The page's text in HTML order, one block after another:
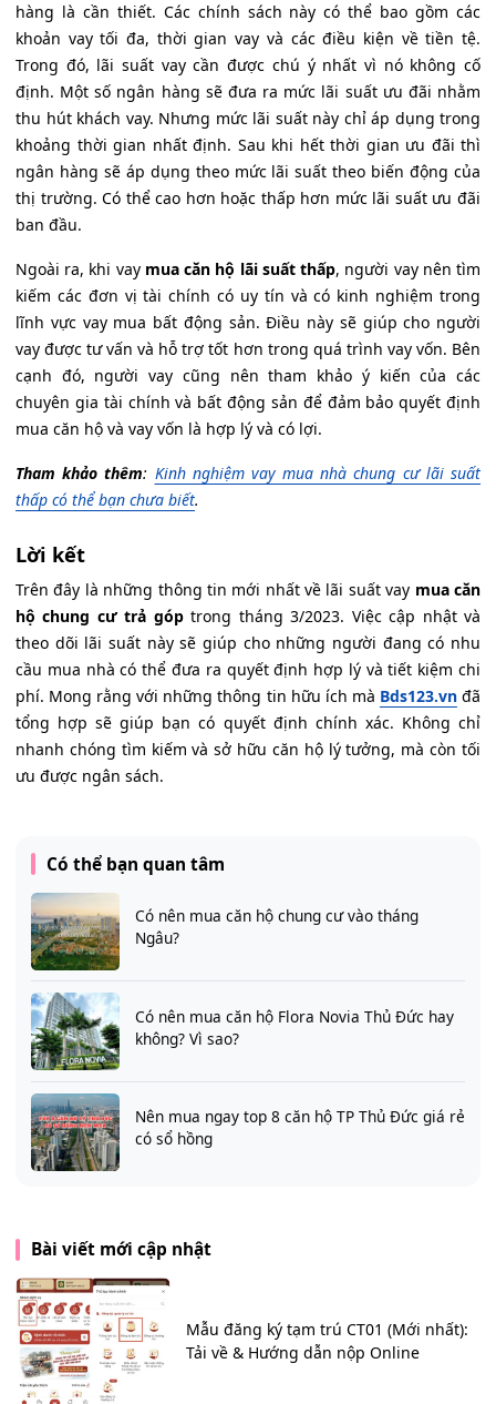
hàng là cần thiết. Các chính sách này có thể bao gồm các
khoản vay tối đa, thời gian vay và các điều kiện về tiền tệ.
Trong đó, lãi suất vay cần được chú ý nhất vì nó không cố
định. Một số ngân hàng sẽ đưa ra mức lãi suất ưu đãi nhằm
thu hút khách vay. Nhưng mức lãi suất này chỉ áp dụng trong
khoảng thời gian nhất định. Sau khi hết thời gian ưu đãi thì
ngân hàng sẽ áp dụng theo mức lãi suất theo biến động của
thị trường. Có thể cao hơn hoặc thấp hơn mức lãi suất ưu đãi
ban đầu.
Ngoài ra, khi vay mua căn hộ lãi suất thấp, người vay nên tìm
kiếm các đơn vị tài chính có uy tín và có kinh nghiệm trong
lĩnh vực vay mua bất động sản. Điều này sẽ giúp cho người
vay được tư vấn và hỗ trợ tốt hơn trong quá trình vay vốn. Bên
cạnh đó, người vay cũng nên tham khảo ý kiến của các
chuyên gia tài chính và bất động sản để đảm bảo quyết định
mua căn hộ và vay vốn là hợp lý và có lợi.
Tham khảo thêm: Kinh nghiệm vay mua nhà chung cư lãi suất
thấp có thể bạn chưa biết.
Lời kết
Trên đây là những thông tin mới nhất về lãi suất vay mua căn
hộ chung cư trả góptrong tháng 3/2023. Việc cập nhật và
theo dõi lãi suất này sẽ giúp cho những người đang có nhu
cầu mua nhà có thể đưa ra quyết định hợp lý và tiết kiệm chi
phí. Mong rằng với những thông tin hữu ích mà Bds123.vnđã
tổng hợp sẽ giúp bạn có quyết định chính xác. Không chỉ
nhanh chóng tìm kiếm và sở hữu căn hộ lý tưởng, mà còn tối
ưu được ngân sách.
Có thể bạn quan tâm
Có nên mua căn hộ chung cư vào tháng
Ngâu?
Có nên mua căn hộ Flora Novia Thủ Đức hay
không? Vì sao?
Nên mua ngay top 8 căn hộ TP Thủ Đức giá rẻ
có sổ hồng
Bài viết mới cập nhật
Mẫu đăng ký tạm trú CT01 (Mới nhất):
Tải về & Hướng dẫn nộp Online